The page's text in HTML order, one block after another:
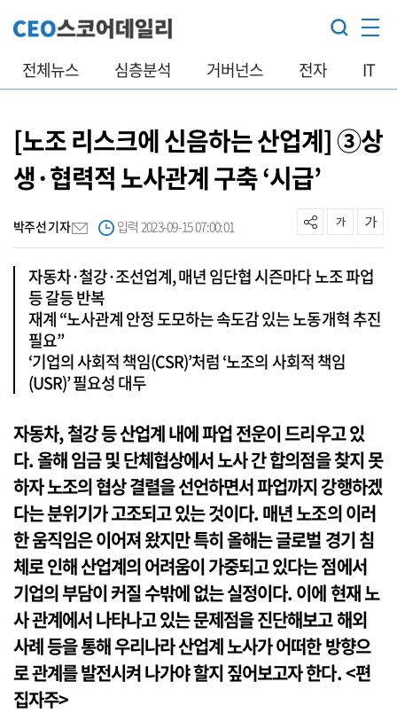
전체뉴스 심층분석 거버넌스 전자 IT
[노조 리스크에 신음하는 산업계] ③상
생·협력적 노사관계 구축 ‘시급’
박주선 기자 입력 2023-09-15 07:00:01
자동차·철강·조선업계, 매년 임단협 시즌마다 노조 파업
등 갈등 반복
재계 “노사관계 안정 도모하는 속도감 있는 노동개혁 추진
필요”
‘기업의 사회적 책임(CSR)’처럼 ‘노조의 사회적 책임
(USR)’ 필요성 대두
자동차, 철강 등 산업계 내에 파업 전운이 드리우고 있
다. 올해 임금 및 단체협상에서 노사 간 합의점을 찾지 못
하자 노조의 협상 결렬을 선언하면서 파업까지 강행하겠
다는 분위기가 고조되고 있는 것이다. 매년 노조의 이러
한 움직임은 이어져 왔지만 특히 올해는 글로벌 경기 침
체로 인해 산업계의 어려움이 가중되고 있다는 점에서
기업의 부담이 커질 수밖에 없는 실정이다. 이에 현재 노
사 관계에서 나타나고 있는 문제점을 진단해보고 해외
사례 등을 통해 우리나라 산업계 노사가 어떠한 방향으
로 관계를 발전시켜 나가야 할지 짚어보고자 한다. <편
집자주>